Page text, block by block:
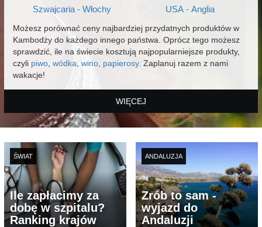
Szwajcaria - Włochy
USA - Anglia
Możesz porównać ceny najbardziej przydatnych produktów w
Kambodży do każdego innego państwa. Oprócz tego możesz
sprawdzić, ile na świecie kosztują najpopularniejsze produkty,
czyli piwo wódka wino papierosy. Zaplanuj razem z nami
wakacje!
WIĘCEJ
ŚWIAT
Ile zapłacimy za
dobę w szpitalu?
Ranking krajów
ANDALUZJA
Zrób to sam -
wyjazd do
Andaluzji